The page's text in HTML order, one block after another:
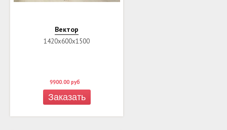
Вектор
1420х600х1500
9900.00 руб
Заказать